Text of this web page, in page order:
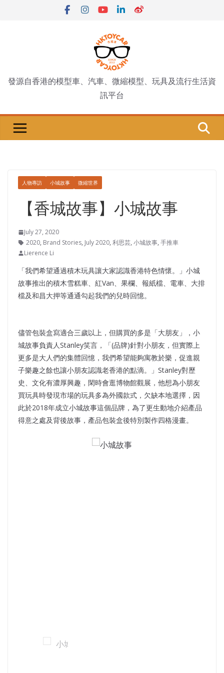
發源自香港的模型車、汽車、微縮模型、玩具及流行生活資
訊平台
人物專訪 小城故事 微縮世界
【香城故事】小城故事
July 27, 2020
2020, Brand Stories, July 2020, 利思芸, 小城故事, 手推車
Lierence Li
「我們希望通過積木玩具讓大家認識香港特色情懷。」小城
故事推出的積木雪糕車、紅Van、果欄、報紙檔、電車、大排
檔及和昌大押等通通勾起我們的兒時回憶。
儘管包裝盒寫適合三歲以上，但購買的多是「大朋友」，小
城故事負責人Stanley笑言，「(品牌)針對小朋友，但實際上
更多是大人們的集體回憶，我們希望能夠寓教於樂，促進親
子樂趣之餘也讓小朋友認識老香港的點滴。」Stanley對歷
史、文化有濃厚興趣，閑時會逛博物館觀展，他想為小朋友
買玩具時發現市場的玩具多為外國款式，欠缺本地選擇，因
此於2018年成立小城故事這個品牌，為了更生動地介紹產品
得意之處及背後故事，產品包裝盒後特別製作四格漫畫。